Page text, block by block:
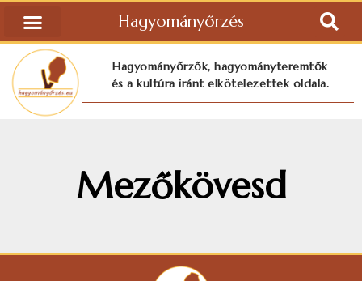
Hagyományőrzés
Hagyományőrzők, hagyományteremtők
és a kultúra iránt elkötelezettek oldala.
Mezőkövesd